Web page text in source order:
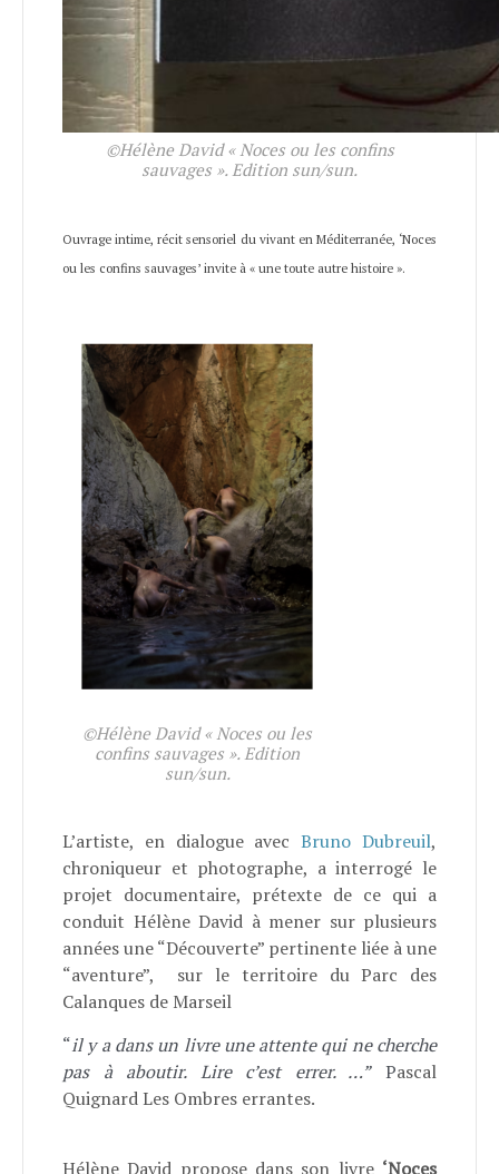
©Hélène David « Noces ou les confins
sauvages ». Edition sun/sun.
Ouvrage intime, récit sensoriel du vivant en Méditerranée, ‘Noces
ou les confins sauvages’ invite à « une toute autre histoire ».
©Hélène David « Noces ou les
confins sauvages ». Edition
sun/sun.
L’artiste, en dialogue avecBruno Dubreuil,
chroniqueur et photographe, a interrogé le
projet documentaire, prétexte de ce qui a
conduit Hélène David à mener sur plusieurs
années une “Découverte” pertinente liée à une
“aventure”, sur le territoire du Parc des
Calanques de Marseil
“il y a dans un livre une attente qui ne cherche
pas à aboutir. Lire c’est errer. …”Pascal
Quignard Les Ombres errantes.
Hélène David propose dans son livre ‘Noces